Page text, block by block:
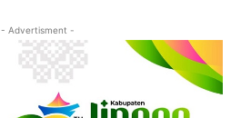
- Advertisment -